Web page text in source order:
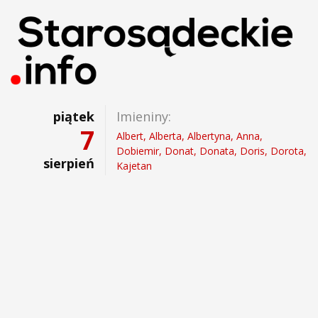
piątek
7
sierpień
Imieniny:
Albert, Alberta, Albertyna, Anna,
Dobiemir, Donat, Donata, Doris, Dorota,
Kajetan